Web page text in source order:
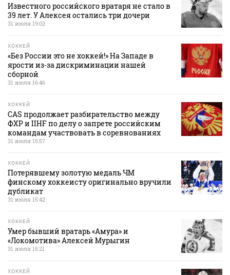
Известного российского вратаря не стало в
39 лет. У Алексея остались три дочери
31 июля 19:02
ХОККЕЙ
«Без России это не хоккей!» На Западе в
ярости из-за дискриминации нашей
сборной
31 июля 16:46
ХОККЕЙ
CAS продолжает разбирательство между
ФХР и IIHF по делу о запрете российским
командам участвовать в соревнованиях
31 июля 15:57
ХОККЕЙ
Потерявшему золотую медаль ЧМ
финскому хоккеисту оригинально вручили
дубликат
31 июля 15:42
ХОККЕЙ
Умер бывший вратарь «Амура» и
«Локомотива» Алексей Мурыгин
31 июля 15:21
ХОККЕЙ